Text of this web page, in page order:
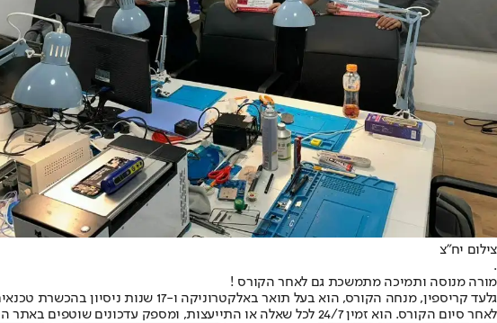
צילום יח”צ
.
מורה מנוסה ותמיכה מתמשכת גם לאחר הקורס !
לאחר סיום הקורס. הוא זמין 24/7 לכל שאלה או התייעצות, ומספק עדכונים שוטפים באתר הטכנאים.